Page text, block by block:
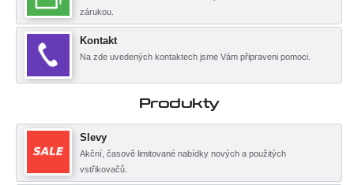
zárukou.
Kontakt
Na zde uvedených kontaktech jsme Vám připraveni pomoci.
Produkty
Slevy
Akční, časově limitované nabídky nových a použitých
vstřikovačů.